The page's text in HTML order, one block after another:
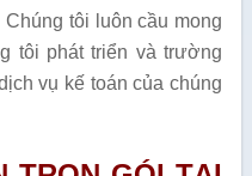
tôi luôn cầu mong
tôi phát triển và trường
vụ kế toán của chúng